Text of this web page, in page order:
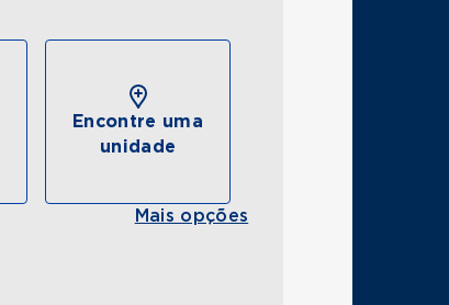
Encontre uma
unidade
Mais opções